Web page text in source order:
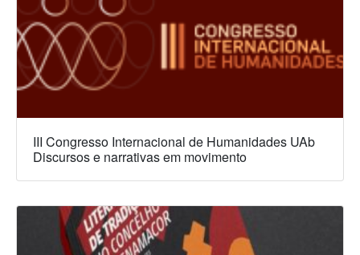
III Congresso Internacional de Humanidades UAb
Discursos e narrativas em movimento